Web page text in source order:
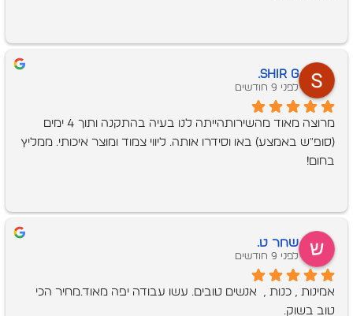
Shir G.
לפני 9 חודשים
מרוצה מאוד מהשירותהייתה לנו בעיה בהתקנה ותוך 4 ימים
(סופ״ש באמצע) באו וסידרו אותה. ליווי צמוד ומוצר איכותי. ממליץ
בחום!
שחר ט.
לפני 9 חודשים
אמינות , כנות ,  אנשים טובים. עשו עבודה יפה מאוד.מחיר הכי
טוב בשוק.